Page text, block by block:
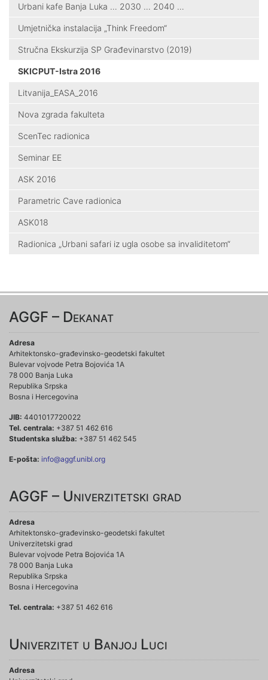
Urbani kafe Banja Luka … 2030 … 2040 …
Umjetnička instalacija „Think Freedom“
Stručna Ekskurzija SP Građevinarstvo (2019)
SKICPUT-Istra 2016
Litvanija_EASA_2016
Nova zgrada fakulteta
ScenTec radionica
Seminar EE
ASK 2016
Parametric Cave radionica
ASK018
Radionica „Urbani safari iz ugla osobe sa invaliditetom“
AGGF – Dekanat
Adresa
Arhitektonsko-građevinsko-geodetski fakultet
Bulevar vojvode Petra Bojovića 1A
78 000 Banja Luka
Republika Srpska
Bosna i Hercegovina
JIB: 4401017720022
Tel. centrala: +387 51 462 616
Studentska služba: +387 51 462 545
E-pošta: info@aggf.unibl.org
AGGF – Univerzitetski grad
Adresa
Arhitektonsko-građevinsko-geodetski fakultet
Univerzitetski grad
Bulevar vojvode Petra Bojovića 1A
78 000 Banja Luka
Republika Srpska
Bosna i Hercegovina
Tel. centrala: +387 51 462 616
Univerzitet u Banjoj Luci
Adresa